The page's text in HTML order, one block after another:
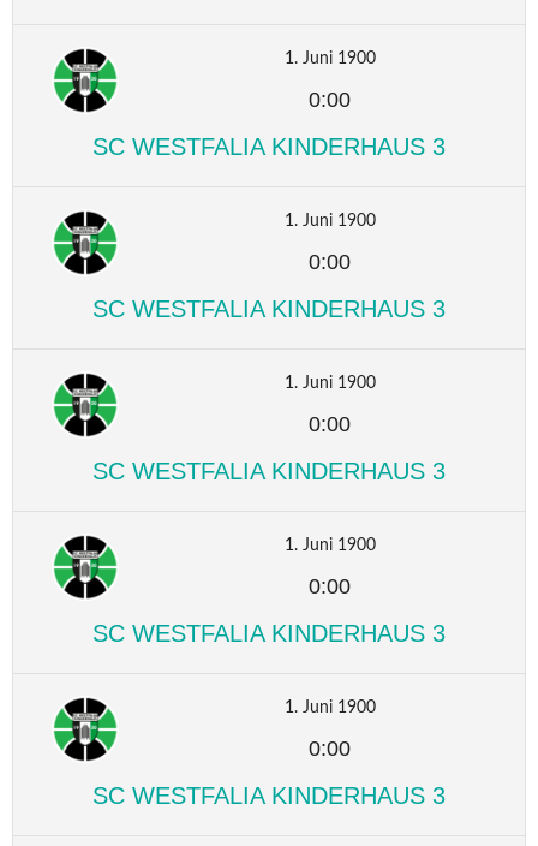
1. Juni 1900
0:00
SC WESTFALIA KINDERHAUS 3
1. Juni 1900
0:00
SC WESTFALIA KINDERHAUS 3
1. Juni 1900
0:00
SC WESTFALIA KINDERHAUS 3
1. Juni 1900
0:00
SC WESTFALIA KINDERHAUS 3
1. Juni 1900
0:00
SC WESTFALIA KINDERHAUS 3